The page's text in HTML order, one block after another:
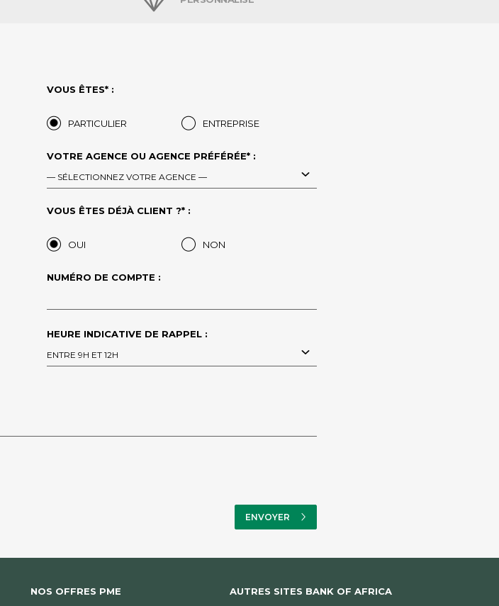
VOUS ÊTES* :
PARTICULIER ENTREPRISE
VOTRE AGENCE OU AGENCE PRÉFÉRÉE* :
— SÉLECTIONNEZ VOTRE AGENCE —
VOUS ÊTES DÉJÀ CLIENT ?* :
OUI NON
NUMÉRO DE COMPTE :
HEURE INDICATIVE DE RAPPEL :
ENTRE 9H ET 12H
NOS OFFRES PME AUTRES SITES BANK OF AFRICA